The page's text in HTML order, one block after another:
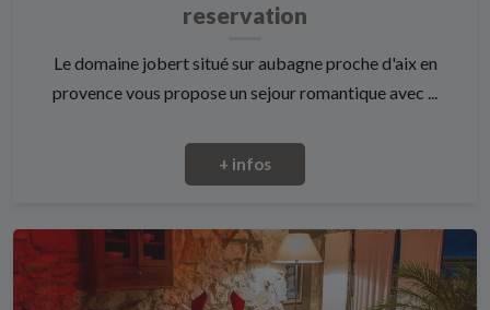
reservation
Le domaine jobert situé sur aubagne proche d'aix en
provence vous propose un sejour romantique avec ...
+ infos